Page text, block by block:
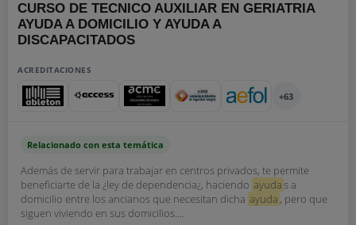
CURSO DE TECNICO AUXILIAR EN GERIATRIA
AYUDA A DOMICILIO Y AYUDA A
DISCAPACITADOS
ACREDITACIONES
+63
Relacionado con esta temática
Además de servir para trabajar en centros privados, te permite
beneficiarte de la ¿ley de dependencia¿, haciendo ayudas a
domicilio entre los ancianos que necesitan dicha ayuda , pero que
siguen viviendo en sus domicilios....